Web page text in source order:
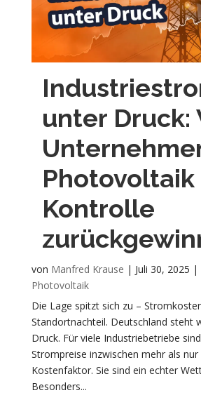
unter Druck:
Photovoltaik
Kontrolle
von Manfred Krause | Juli 30, 2025 |
Photovoltaik
Die Lage spitzt sich zu –
Standortnachteil. Deutschland steht
Druck. Für viele Industriebetriebe
Strompreise inzwischen mehr als
Kostenfaktor. Sie sind ein echter
Besonders...